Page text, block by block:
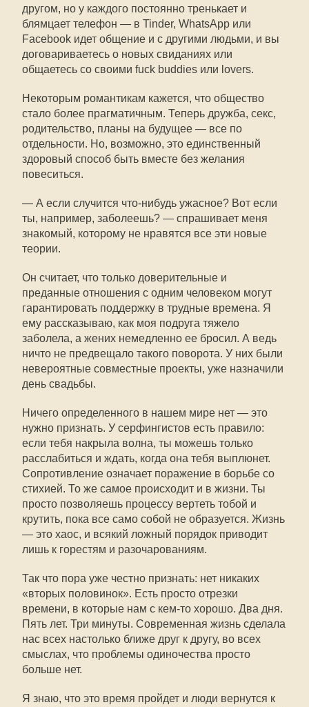
другом, но у каждого постоянно тренькает и
блямцает телефон — в Tinder, WhatsApp или
Facebook идет общение и с другими людьми, и вы
договариваетесь о новых свиданиях или
общаетесь со своими fuck buddies или lovers.
Некоторым романтикам кажется, что общество
стало более прагматичным. Теперь дружба, секс,
родительство, планы на будущее — все по
отдельности. Но, возможно, это единственный
здоровый способ быть вместе без желания
повеситься.
— А если случится что-нибудь ужасное? Вот если
ты, например, заболеешь? — спрашивает меня
знакомый, которому не нравятся все эти новые
теории.
Он считает, что только доверительные и
преданные отношения с одним человеком могут
гарантировать поддержку в трудные времена. Я
ему рассказываю, как моя подруга тяжело
заболела, а жених немедленно ее бросил. А ведь
ничто не предвещало такого поворота. У них были
невероятные совместные проекты, уже назначили
день свадьбы.
Ничего определенного в нашем мире нет — это
нужно признать. У серфингистов есть правило:
если тебя накрыла волна, ты можешь только
расслабиться и ждать, когда она тебя выплюнет.
Сопротивление означает поражение в борьбе со
стихией. То же самое происходит и в жизни. Ты
просто позволяешь процессу вертеть тобой и
крутить, пока все само собой не образуется. Жизнь
— это хаос, и всякий ложный порядок приводит
лишь к горестям и разочарованиям.
Так что пора уже честно признать: нет никаких
«вторых половинок». Есть просто отрезки
времени, в которые нам с кем-то хорошо. Два дня.
Пять лет. Три минуты. Современная жизнь сделала
нас всех настолько ближе друг к другу, во всех
смыслах, что проблемы одиночества просто
больше нет.
Я знаю, что это время пройдет и люди вернутся к